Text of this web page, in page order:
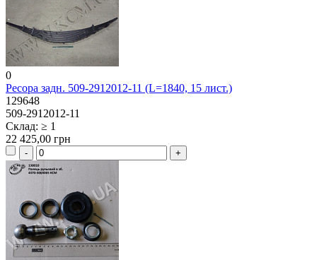
0
Ресора задн. 509-2912012-11 (L=1840, 15 лист.)
129648
509-2912012-11
Склад: ≥ 1
22 425,00 грн